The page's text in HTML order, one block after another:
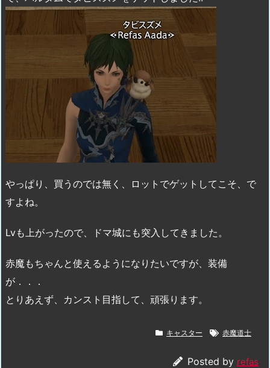
やっぱり、買うのでは無く、ロットでゲットしてこそ、で
すよね。
Lvも上がったので、ドマ城にも突入してきました。
赤魔もちゃんと使えるようになりたいですが、装備
が．．．
とりあえず、カンスト目指して、頑張ります。
キャスター 赤魔道士
Posted by refas